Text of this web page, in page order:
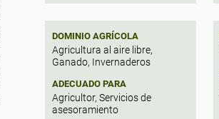
DOMINIO AGRÍCOLA
Agricultura al aire libre,
Ganado, Invernaderos
ADECUADO PARA
Agricultor, Servicios de
asesoramiento